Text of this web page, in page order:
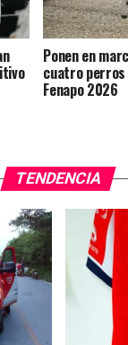
Ponen en
cuatro
Fenapo 2026
TENDENCIA